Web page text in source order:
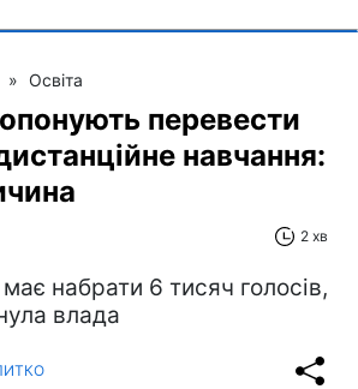
» Освіта
перевести
навчання:
2 хв
набрати 6 тисяч голосів,
влада